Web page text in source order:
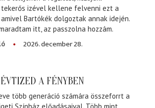
tekerős izével kellene felvenni ezt a
Bartókék dolgoztak annak idején.
itt, az passzolna hozzám.
2026. december 28.
A FÉNYBEN
több generáció számára összeforrt a
Színház előadásaival. Több mint